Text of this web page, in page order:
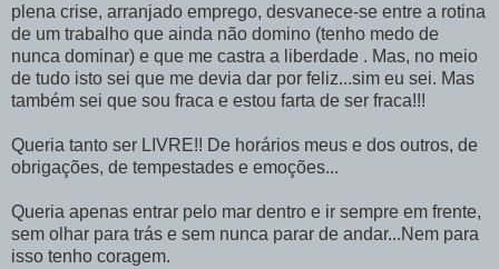
plena crise, arranjado emprego, desvanece-se entre a rotina
de um trabalho que ainda não domino (tenho medo de
nunca dominar) e que me castra a liberdade . Mas, no meio
de tudo isto sei que me devia dar por feliz...sim eu sei. Mas
também sei que sou fraca e estou farta de ser fraca!!!
Queria tanto ser LIVRE!! De horários meus e dos outros, de
obrigações, de tempestades e emoções...
Queria apenas entrar pelo mar dentro e ir sempre em frente,
sem olhar para trás e sem nunca parar de andar...Nem para
isso tenho coragem.